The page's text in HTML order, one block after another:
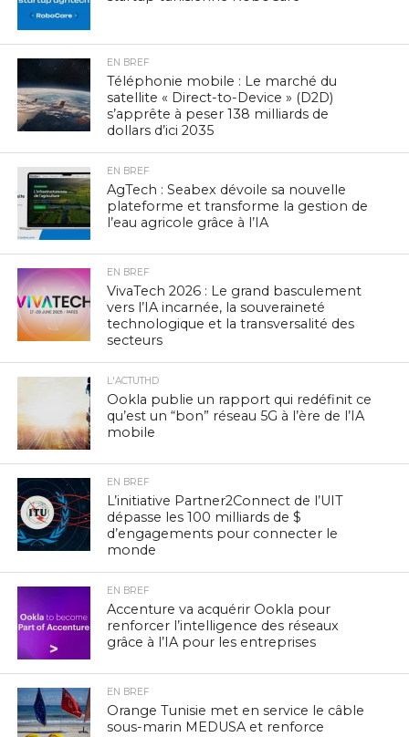
EN BREF
Téléphonie mobile : Le marché du
satellite « Direct-to-Device » (D2D)
s’apprête à peser 138 milliards de
dollars d’ici 2035
EN BREF
AgTech : Seabex dévoile sa nouvelle
plateforme et transforme la gestion de
l’eau agricole grâce à l’IA
EN BREF
VivaTech 2026 : Le grand basculement
vers l’IA incarnée, la souveraineté
technologique et la transversalité des
secteurs
L'ACTUTHD
Ookla publie un rapport qui redéfinit ce
qu’est un “bon” réseau 5G à l’ère de l’IA
mobile
EN BREF
L’initiative Partner2Connect de l’UIT
dépasse les 100 milliards de $
d’engagements pour connecter le
monde
EN BREF
Accenture va acquérir Ookla pour
renforcer l’intelligence des réseaux
grâce à l’IA pour les entreprises
EN BREF
Orange Tunisie met en service le câble
sous-marin MEDUSA et renforce